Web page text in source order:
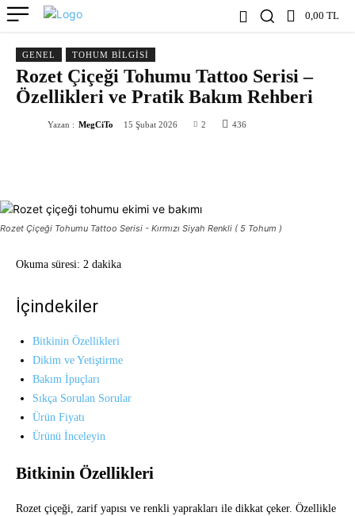
0,00 TL
GENEL TOHUM BILGISI
Rozet Çiçeği Tohumu Tattoo Serisi –
Özellikleri ve Pratik Bakım Rehberi
Yazan : MegCiTo 15 Şubat 2026 2 436
Rozet Çiçeği Tohumu Tattoo Serisi - Kırmızı Siyah Renkli ( 5 Tohum )
Okuma süresi: 2 dakika
İçindekiler
Bitkinin Özellikleri
Dikim ve Yetiştirme
Bakım İpuçları
Sıkça Sorulan Sorular
Ürün Fiyatı
Ürünü İnceleyin
Bitkinin Özellikleri
Rozet çiçeği, zarif yapısı ve renkli yaprakları ile dikkat çeker. Özellikle